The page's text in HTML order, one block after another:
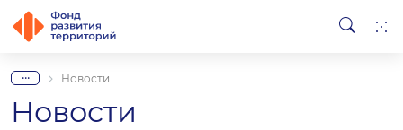
... Новости
Новости